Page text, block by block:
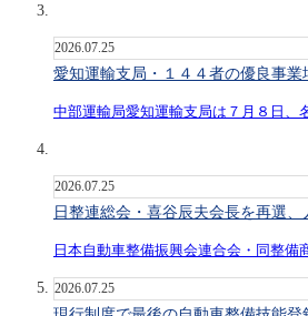
2026.07.25
愛知運輸支局・１４４者の優良事業
中部運輸局愛知運輸支局は７月８日、
2026.07.25
日整連総会・喜谷辰夫会長を再選
日本自動車整備振興会連合会・同整
2026.07.25